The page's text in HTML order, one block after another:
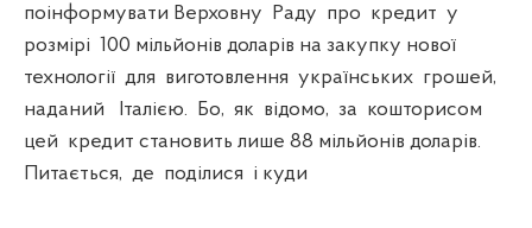
поінформувати Верховну Раду про кредит у
розмірі 100 мільйонів доларів на закупку нової
технології для виготовлення українських грошей,
наданий Італією. Бо, як відомо, за кошторисом
цей кредит становить лише 88 мільйонів доларів.
Питається, де поділися і куди